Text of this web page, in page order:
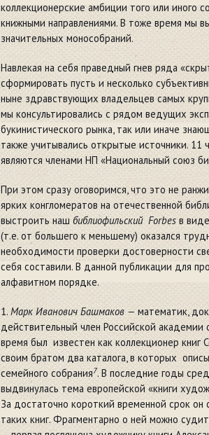
коллекционерские амбиции того или иного
книжными направлениями. В тоже время мы
значительных монособраний.
Навлекая на себя праведный гнев ряда
сформировать пусть и несколько
ныне здравствующих владельцев самых
мы консультировались с рядом ведущих
букинистического рынка, так или иначе
также учитывались открытые источники. 11
являются членами НП «Национальный союз
При этом сразу оговоримся, что это не
ярких конгломератов на отечественной
выстроить наш библиофильский Forbes в
(т.е. от большего к меньшему) оказался
необходимости проверки достоверности
себя составили. В данной публикации для
алфавитном порядке.
1. Марк Иванович Башмаков — математик,
действительный член Российской
время был известен как коллекционер книг
своим братом два каталога, в которых
семейного собрания7. В последние годы
выдвинулась тема европейской «книги
За достаточно короткий временной срок
таких книг. Фрагментарно о ней можно